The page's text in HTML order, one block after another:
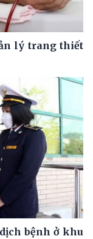
lý trang thiết
bệnh ở khu